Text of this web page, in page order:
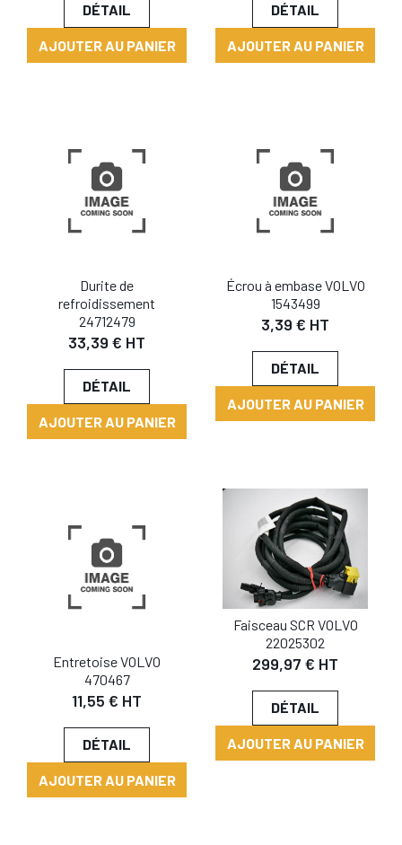
DÉTAIL
AJOUTER AU PANIER
DÉTAIL
AJOUTER AU PANIER
Durite de
refroidissement
24712479
33,39 € HT
DÉTAIL
AJOUTER AU PANIER
Écrou à embase VOLVO
1543499
3,39 € HT
DÉTAIL
AJOUTER AU PANIER
Entretoise VOLVO
470467
11,55 € HT
DÉTAIL
AJOUTER AU PANIER
Faisceau SCR VOLVO
22025302
299,97 € HT
DÉTAIL
AJOUTER AU PANIER